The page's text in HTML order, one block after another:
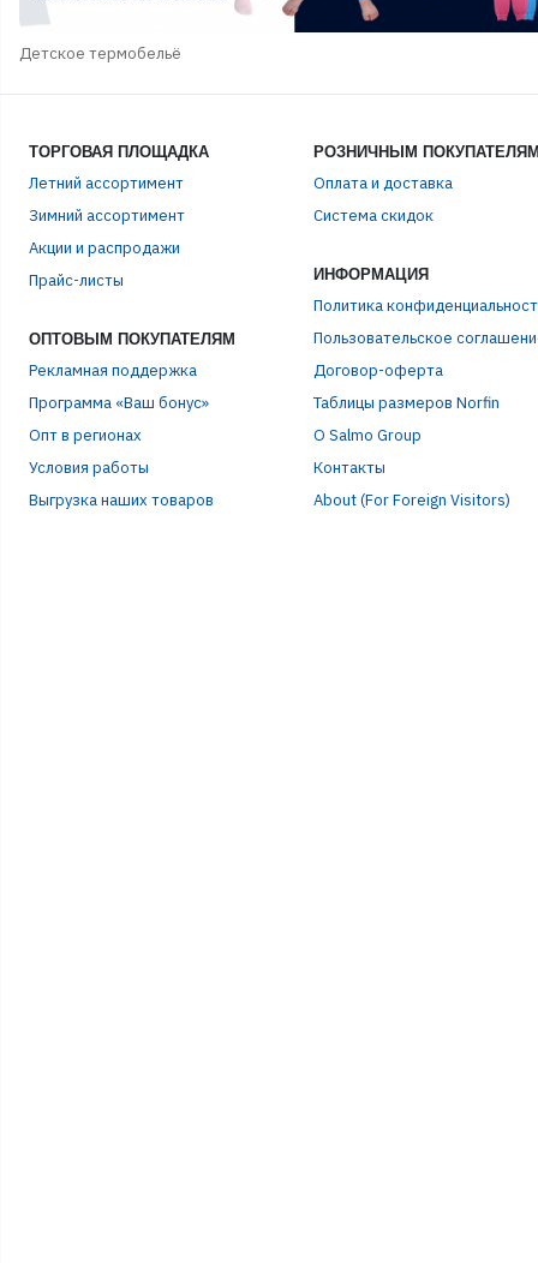
Детское термобельё
ТОРГОВАЯ ПЛОЩАДКА
Летний ассортимент
Зимний ассортимент
Акции и распродажи
Прайс-листы
ОПТОВЫМ ПОКУПАТЕЛЯМ
Рекламная поддержка
Программа «Ваш бонус»
Опт в регионах
Условия работы
Выгрузка наших товаров
РОЗНИЧНЫМ
Оплата и доставка
Система скидок
ИНФОРМАЦИЯ
Политика
Пользовательское
Договор-оферта
Таблицы размеров Norfin
О Salmo Group
Контакты
About (For Foreign Visitors)